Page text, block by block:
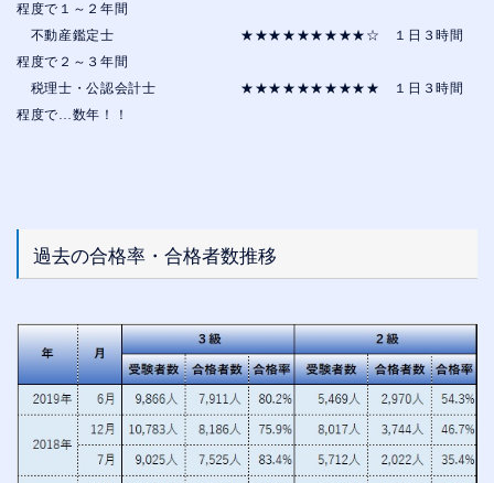
程度で１～２年間
不動産鑑定士 ★★★★★★★★★☆ １日３時間
程度で２～３年間
税理士・公認会計士 ★★★★★★★★★★ １日３時間
程度で…数年！！
過去の合格率・合格者数推移